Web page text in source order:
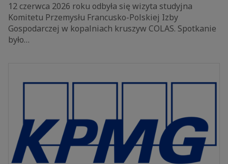
12 czerwca 2026 roku odbyła się wizyta studyjna
Komitetu Przemysłu Francusko-Polskiej Izby
Gospodarczej w kopalniach kruszyw COLAS. Spotkanie
było…